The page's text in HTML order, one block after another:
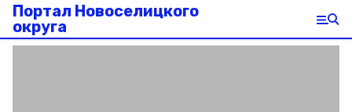
Портал Новоселицкого
округа